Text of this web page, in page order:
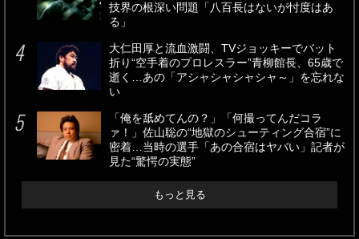
技界の根深い問題「八百長はないが忖度はあ
る」
大仁田厚と流血激闘、TVジョッキーでバット
折り“空手着のプロレスラー”青柳館長、65歳で
逝く…あの「アシャシャシャシャ～」を忘れな
い
「俺を舐めてんの？」「何撮ってんだコラ
ァ！」佐山聡の“地獄のシューティング合宿”に
密着…当時の選手「あの合宿はヤバい」記者が
見た“驚愕の実態”
もっと見る